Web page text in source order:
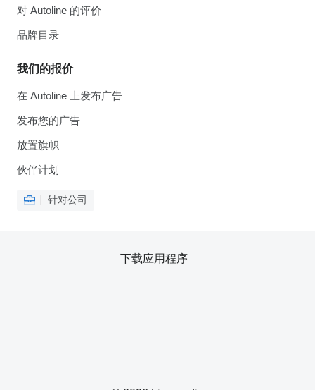
对 Autoline 的评价
品牌目录
我们的报价
在 Autoline 上发布广告
发布您的广告
放置旗帜
伙伴计划
针对公司
下载应用程序